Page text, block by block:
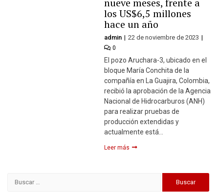
los US$6,5 millones
hace un año
admin 22 de noviembre de 2023
0
El pozo Aruchara-3, ubicado en el
bloque María Conchita de la
compañía en La Guajira, Colombia,
recibió la aprobación de la Agencia
Nacional de Hidrocarburos (ANH)
para realizar pruebas de
producción extendidas y
actualmente está…
Leer más